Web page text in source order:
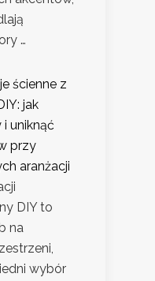
…
ścienne z
jak
uniknąć
przy
aranżacji
DIY to
na
wybór